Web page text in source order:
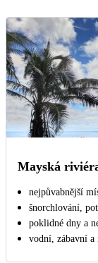
Mayská
nejpůvabnější
šnorchlování,
poklidné dny a
vodní, zábavní a